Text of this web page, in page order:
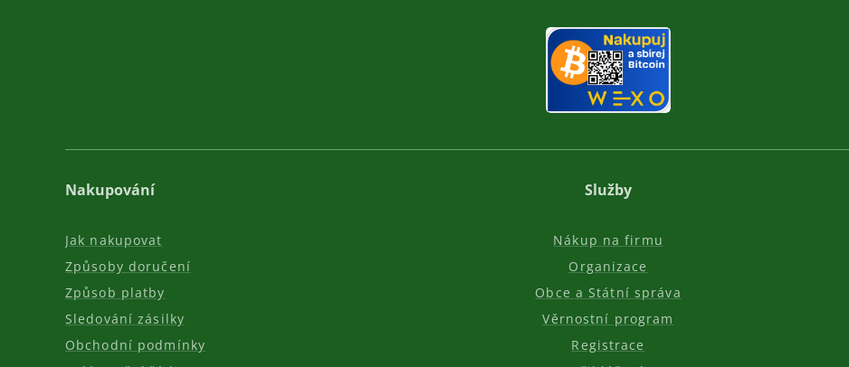
Nakupování
Jak nakupovat
Způsoby doručení
Způsob platby
Sledování zásilky
Obchodní podmínky
Služby
Nákup na firmu
Organizace
Obce a Státní správa
Věrnostní program
Registrace